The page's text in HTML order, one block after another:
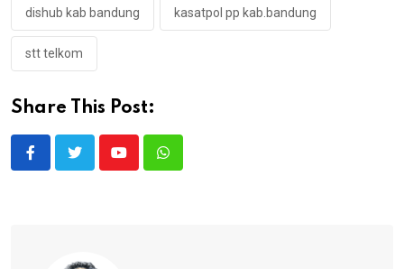
dishub kab bandung kasatpol pp kab.bandung
stt telkom
Share This Post:
YoutubeWhatsapp